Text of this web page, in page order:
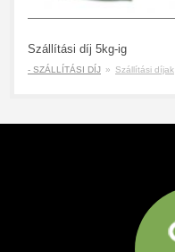
Szállítási díj 5kg-ig
- SZÁLLÍTÁSI DÍJ » Szállítási díjak